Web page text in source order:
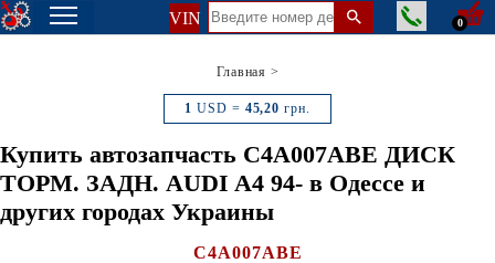
VIN 0
Главная >
1 USD = 45,20 грн.
Купить автозапчасть C4A007ABE ДИСК
ТОРМ. ЗАДН. AUDI A4 94- в Одессе и
других городах Украины
C4A007ABE